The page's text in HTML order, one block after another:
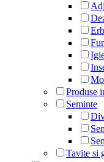
Produse
Seminte
Tavite si